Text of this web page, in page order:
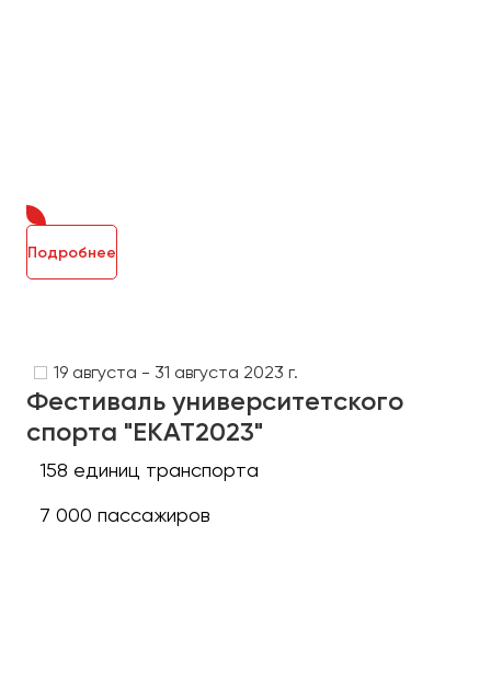
Подробнее
19 августа - 31 августа 2023 г.
Фестиваль университетского
спорта "ЕКАТ2023"
158 единиц транспорта
7 000 пассажиров